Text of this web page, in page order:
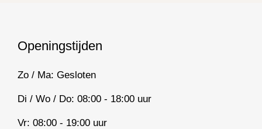
Openingstijden
Zo / Ma: Gesloten
Di / Wo / Do: 08:00 - 18:00 uur
Vr: 08:00 - 19:00 uur